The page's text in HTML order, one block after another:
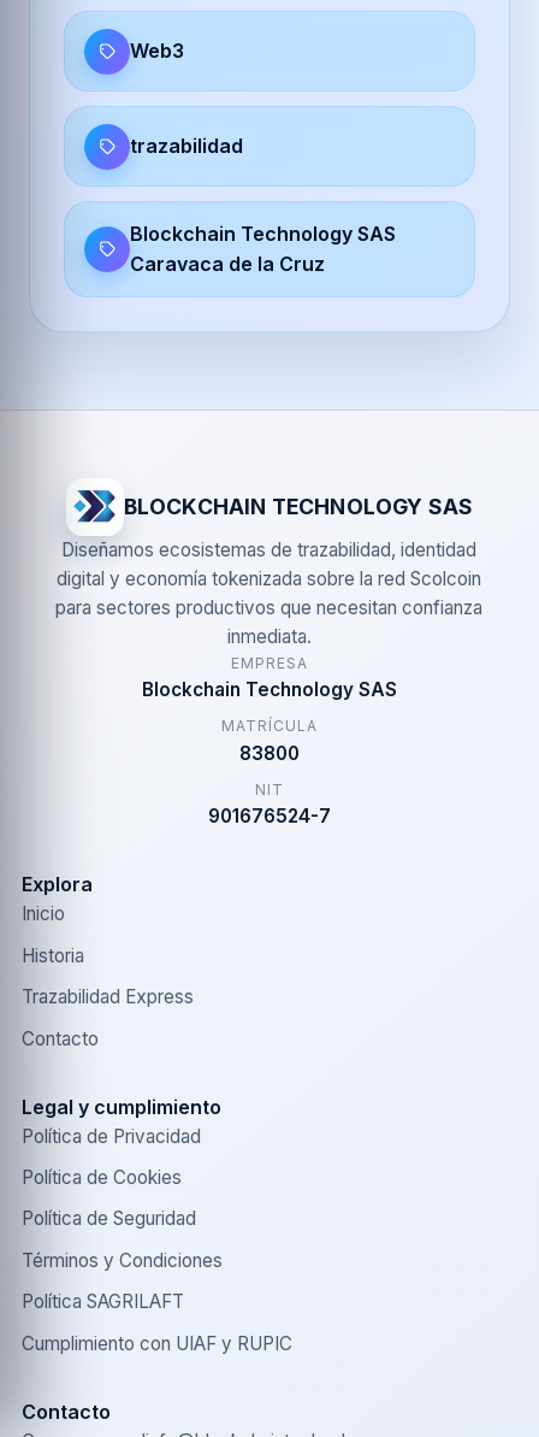
Web3
trazabilidad
Blockchain Technology SAS
Caravaca de la Cruz
BLOCKCHAIN TECHNOLOGY SAS
Diseñamos ecosistemas de trazabilidad, identidad
digital y economía tokenizada sobre la red Scolcoin
para sectores productivos que necesitan confianza
inmediata.
EMPRESA
Blockchain Technology SAS
MATRÍCULA
83800
NIT
901676524-7
Explora
Inicio
Historia
Trazabilidad Express
Contacto
Legal y cumplimiento
Política de Privacidad
Política de Cookies
Política de Seguridad
Términos y Condiciones
Política SAGRILAFT
Cumplimiento con UIAF y RUPIC
Contacto